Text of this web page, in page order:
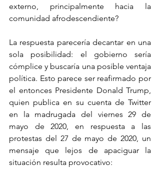
externo, principalmente hacia la
comunidad afrodescendiente?
La respuesta parecería decantar en una
sola posibilidad: el gobierno sería
cómplice y buscaría una posible ventaja
política. Esto parece ser reafirmado por
el entonces Presidente Donald Trump,
quien publica en su cuenta de Twitter
en la madrugada del viernes 29 de
mayo de 2020, en respuesta a las
protestas del 27 de mayo de 2020, un
mensaje que lejos de apaciguar la
situación resulta provocativo: